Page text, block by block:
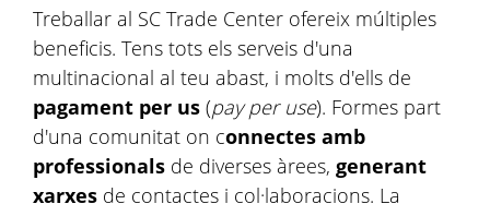
Treballar al SC Trade Center ofereix múltiples
beneficis. Tens tots els serveis d'una
multinacional al teu abast, i molts d'ells de
pagament per us (pay per use). Formes part
d'una comunitat on connectes amb
professionals de diverses àrees, generant
xarxes de contactes i col·laboracions. La